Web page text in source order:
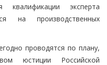
квалификации эксперта
на производственных
проводятся по плану,
юстиции Российской